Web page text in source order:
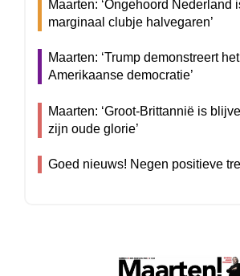
Maarten: ‘Ongehoord Nederland
marginaal clubje halvegaren’
Maarten: ‘Trump demonstreert
Amerikaanse democratie’
Maarten: ‘Groot-Brittannië is
zijn oude glorie’
Goed nieuws! Negen positieve